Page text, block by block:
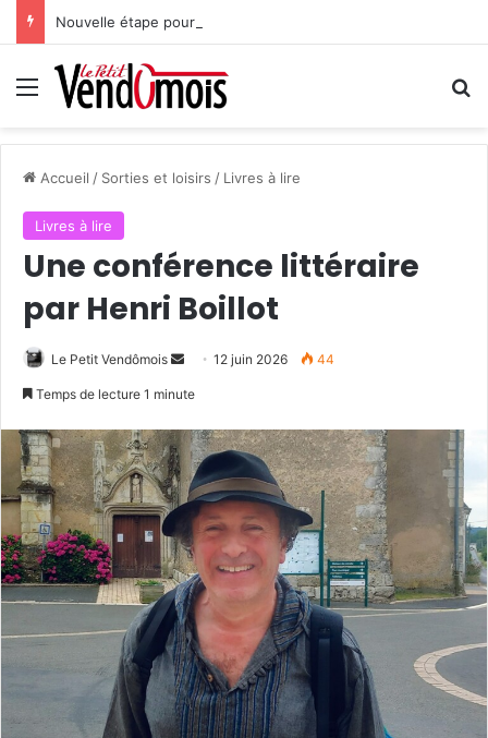
Nouvelle étape pour le projet hospitalier du site unique
Menu
Accueil / Sorties et loisirs / Livres à lire
Livres à lire
Une conférence littéraire
par Henri Boillot
Le Petit Vendômois
o
y
e
u
n
c
o
u
r
r
12 juin 2026 44
Temps de lecture 1 minute